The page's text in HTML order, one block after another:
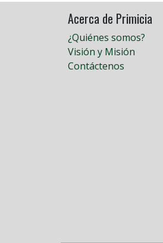
Acerca de Primicia
¿Quiénes somos?
Visión y Misión
Contáctenos